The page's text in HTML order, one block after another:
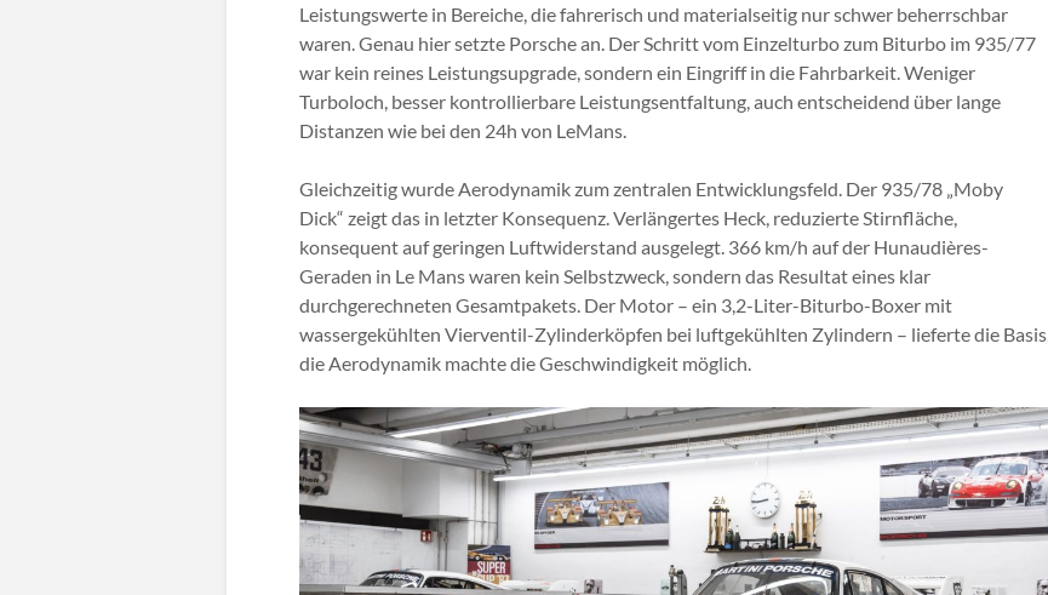
Leistungswerte in Bereiche, die fahrerisch und materialseitig nur schwer beherrschbar
waren. Genau hier setzte Porsche an. Der Schritt vom Einzelturbo zum Biturbo im 935/77
war kein reines Leistungsupgrade, sondern ein Eingriff in die Fahrbarkeit. Weniger
Turboloch, besser kontrollierbare Leistungsentfaltung, auch entscheidend über lange
Distanzen wie bei den 24h von LeMans.
Gleichzeitig wurde Aerodynamik zum zentralen Entwicklungsfeld. Der 935/78 „Moby
Dick“ zeigt das in letzter Konsequenz. Verlängertes Heck, reduzierte Stirnfläche,
konsequent auf geringen Luftwiderstand ausgelegt. 366 km/h auf der Hunaudières-
Geraden in Le Mans waren kein Selbstzweck, sondern das Resultat eines klar
durchgerechneten Gesamtpakets. Der Motor – ein 3,2-Liter-Biturbo-Boxer mit
wassergekühlten Vierventil-Zylinderköpfen bei luftgekühlten Zylindern – lieferte die Basis,
die Aerodynamik machte die Geschwindigkeit möglich.